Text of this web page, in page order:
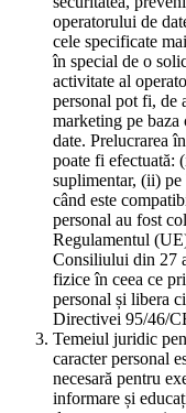
operatorului de
cele specificate
în special de o
activitate al
personal pot fi, de
marketing pe
date. Prelucrarea
poate fi efectuată:
suplimentar, (ii)
când este
personal au fost
Regulamentul
Consiliului din 27
fizice în ceea ce
personal și libera
Directivei 95/46/
Temeiul juridic
caracter personal
necesară pentru
informare și